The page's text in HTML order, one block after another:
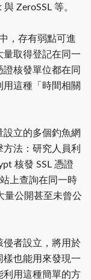
ZeroSSL 等。
，存有弱點可進
取得登記在同一
核發單位都在同
這種「時間相關
立的多個釣魚網
法：研究人員利
核發 SSL 憑證
上查詢在同一時
量公開甚至未曾公
侵者設立，將用於
也能用來發現一
利用這種簡單的方